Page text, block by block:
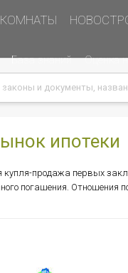
КОМНАТЫ
База знаний Оценка
ипотеки
купля-продажа первых
погашения.